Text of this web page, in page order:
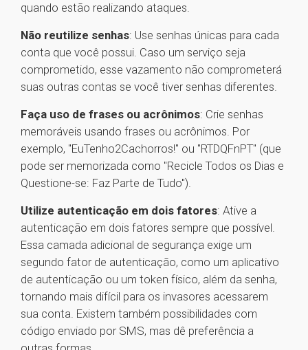
quando estão realizando ataques.
Não reutilize senhas: Use senhas únicas para cada
conta que você possui. Caso um serviço seja
comprometido, esse vazamento não comprometerá
suas outras contas se você tiver senhas diferentes.
Faça uso de frases ou acrônimos: Crie senhas
memoráveis usando frases ou acrônimos. Por
exemplo, "EuTenho2Cachorros!" ou "RTDQFnPT" (que
pode ser memorizada como "Recicle Todos os Dias e
Questione-se: Faz Parte de Tudo").
Utilize autenticação em dois fatores: Ative a
autenticação em dois fatores sempre que possível.
Essa camada adicional de segurança exige um
segundo fator de autenticação, como um aplicativo
de autenticação ou um token físico, além da senha,
tornando mais difícil para os invasores acessarem
sua conta. Existem também possibilidades com
código enviado por SMS, mas dê preferência a